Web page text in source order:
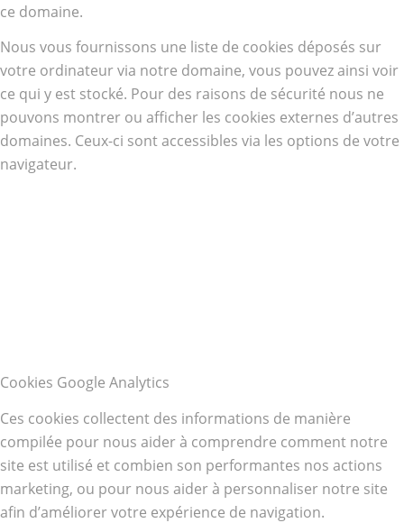
ce domaine.
Nous vous fournissons une liste de cookies déposés sur
votre ordinateur via notre domaine, vous pouvez ainsi voir
ce qui y est stocké. Pour des raisons de sécurité nous ne
pouvons montrer ou afficher les cookies externes d’autres
domaines. Ceux-ci sont accessibles via les options de votre
navigateur.
Cookies Google Analytics
Ces cookies collectent des informations de manière
compilée pour nous aider à comprendre comment notre
site est utilisé et combien son performantes nos actions
marketing, ou pour nous aider à personnaliser notre site
afin d’améliorer votre expérience de navigation.